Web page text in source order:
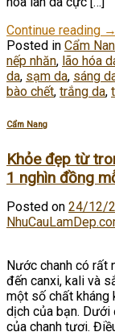
Continue reading →
Posted in Cẩm
nếp nhăn, lão hóa
da, sạm da, sáng
bào chết, trắng da,
Cẩm Nang
Khỏe đẹp từ
1 nghìn đồng
Posted on 24/12/
Nước chanh có rất
đến canxi, kali và
một số chất kháng
dịch của bạn. Dưới
của chanh tươi.